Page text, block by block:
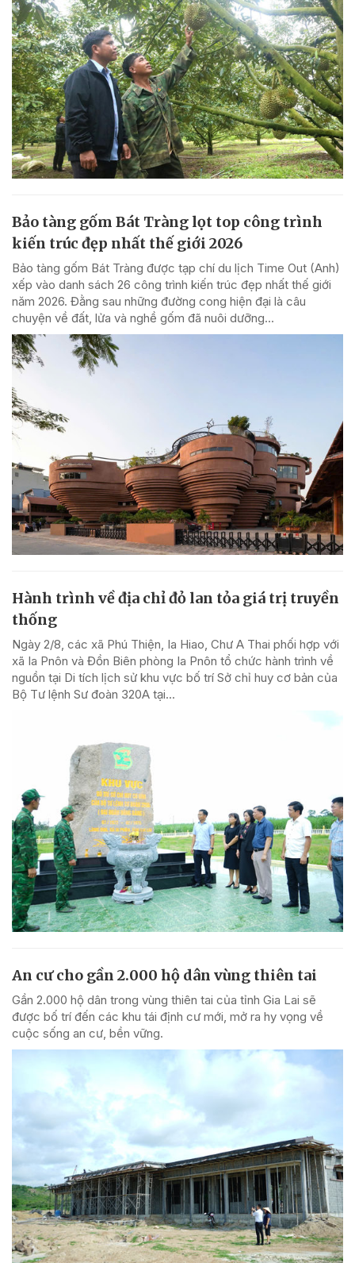
Bảo tàng gốm Bát Tràng lọt top công trình
kiến trúc đẹp nhất thế giới 2026
Bảo tàng gốm Bát Tràng được tạp chí du lịch Time Out (Anh)
xếp vào danh sách 26 công trình kiến trúc đẹp nhất thế giới
năm 2026. Đằng sau những đường cong hiện đại là câu
chuyện về đất, lửa và nghề gốm đã nuôi dưỡng...
Hành trình về địa chỉ đỏ lan tỏa giá trị truyền
thống
Ngày 2/8, các xã Phú Thiện, Ia Hiao, Chư A Thai phối hợp với
xã Ia Pnôn và Đồn Biên phòng Ia Pnôn tổ chức hành trình về
nguồn tại Di tích lịch sử khu vực bố trí Sở chỉ huy cơ bản của
Bộ Tư lệnh Sư đoàn 320A tại...
An cư cho gần 2.000 hộ dân vùng thiên tai
Gần 2.000 hộ dân trong vùng thiên tai của tỉnh Gia Lai sẽ
được bố trí đến các khu tái định cư mới, mở ra hy vọng về
cuộc sống an cư, bền vững.